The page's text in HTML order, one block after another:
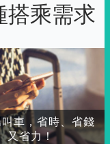
乘需求
叫車，省時、省錢
又省力！